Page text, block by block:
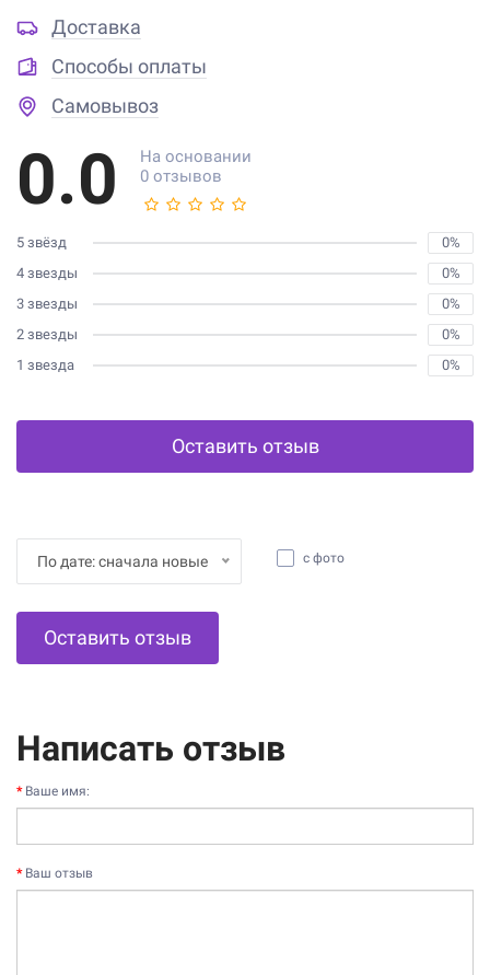
Доставка
Способы оплаты
Самовывоз
0.0
На основании
0 отзывов
5 звёзд
0%
4 звезды
0%
3 звезды
0%
2 звезды
0%
1 звезда
0%
Оставить отзыв
По дате: сначала новые с фото
Оставить отзыв
Написать отзыв
Ваше имя:
Ваш отзыв